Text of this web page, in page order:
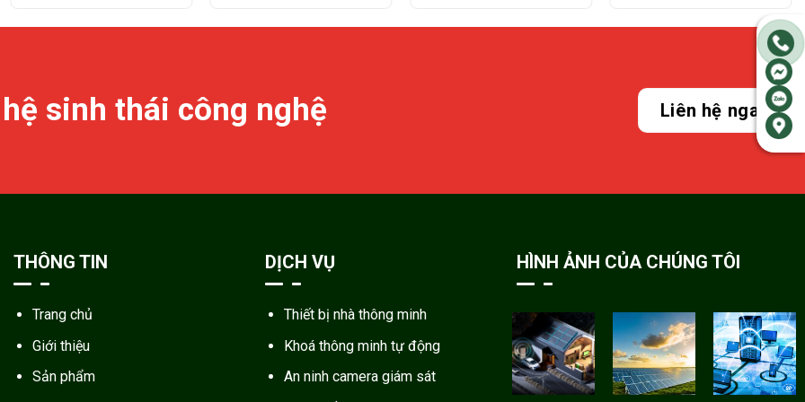
sinh thái công nghệ Liên hệ ngay
THÔNG TIN
Trang chủ
Giới thiệu
Sản phẩm
DỊCH VỤ
Thiết bị nhà thông minh
Khoá thông minh tự động
An ninh camera giám sát
HÌNH ẢNH CỦA CHÚNG TÔI